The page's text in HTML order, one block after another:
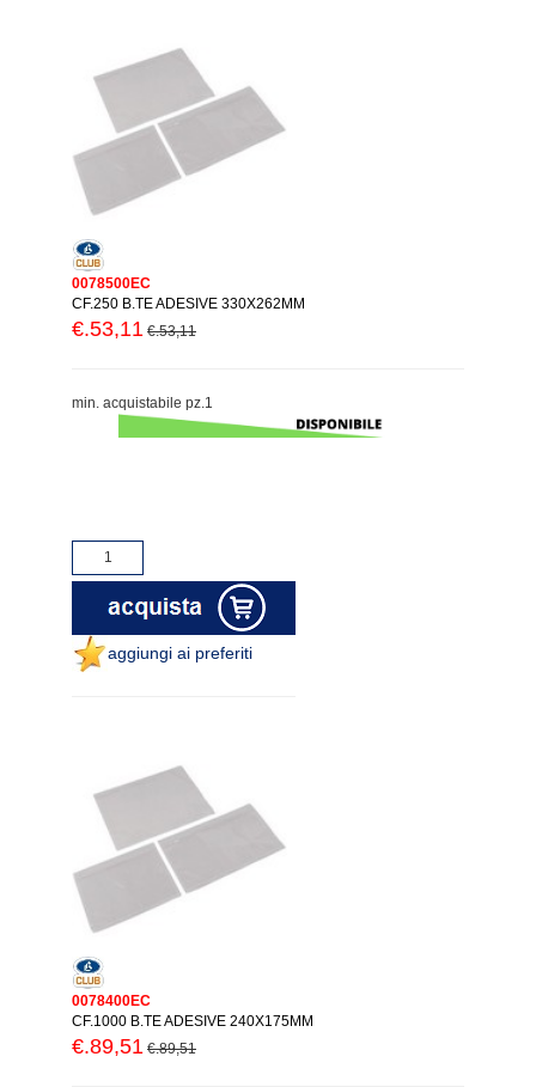
0078500EC
CF.250 B.TE ADESIVE 330X262MM
€.53,11 €.53,11
min. acquistabile pz.1
aggiungi ai preferiti
0078400EC
CF.1000 B.TE ADESIVE 240X175MM
€.89,51 €.89,51